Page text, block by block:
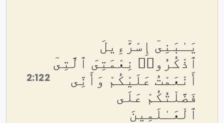
2:122
يَـٰبَنِىٓ إِسْرَٰٓءِيلَ
ٱذْكُرُوا۟ نِعْمَتِىَ ٱلَّتِىٓ
أَنْعَمْتُ عَلَيْكُمْ وَأَنِّى
فَضَّلْتُكُمْ عَلَى
ٱلْعَـٰلَمِينَ